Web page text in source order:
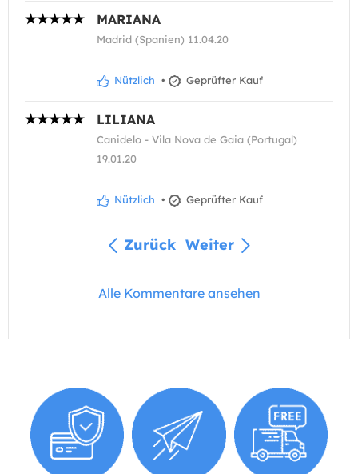
MARIANA
Madrid (Spanien) 11.04.20
Nützlich • Geprüfter Kauf
LILIANA
Canidelo - Vila Nova de Gaia (Portugal)
19.01.20
Nützlich • Geprüfter Kauf
Zurück Weiter
Alle Kommentare ansehen